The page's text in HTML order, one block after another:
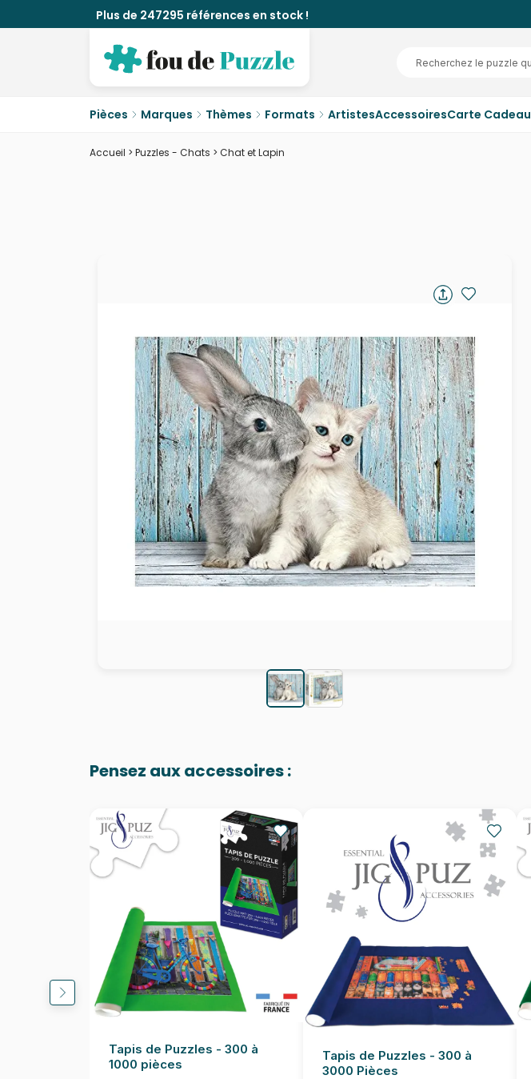
Plus de 247295 références en stock !
Pièces Marques Thèmes Formats ArtistesAccessoiresCarte Cadeau
Accueil > Puzzles - Chats > Chat et Lapin
Pensez aux accessoires :
Tapis de Puzzles - 300 à
1000 pièces
Tapis de Puzzles - 300 à
3000 Pièces